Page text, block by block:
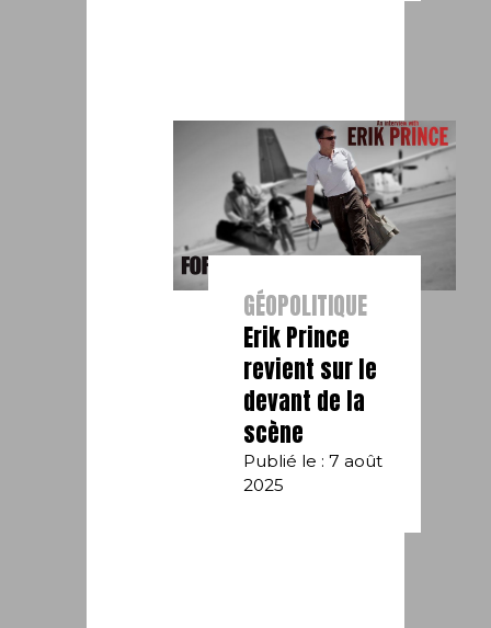
GÉOPOLITIQUE
Erik Prince
revient sur le
devant de la
scène
Publié le : 7 août
2025